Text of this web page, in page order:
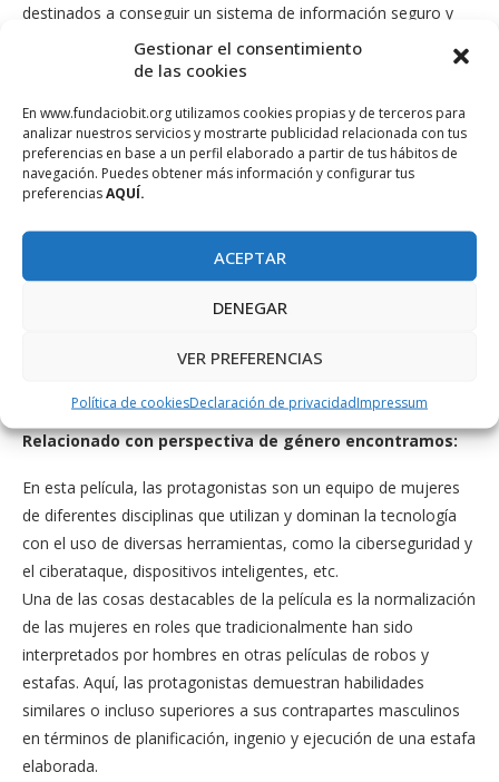
Gestionar el consentimiento
de las cookies
En www.fundaciobit.org utilizamos cookies propias y de terceros para
analizar nuestros servicios y mostrarte publicidad relacionada con tus
preferencias en base a un perfil elaborado a partir de tus hábitos de
navegación. Puedes obtener más información y configurar tus
preferenciasAQUÍ.
ACEPTAR
DENEGAR
VER PREFERENCIAS
Política de cookiesDeclaración de privacidadImpressum
destinados a conseguir un sistema de información seguro y
habilidad de identificar y eliminar vulnerabilidades. Una
definición general de seguridad debe también poner atención a
la necesidad de salvaguardar la ventaja organizacional,
incluyendo información y equipos físicos, tales como los
mismos computadores. Nadie a cargo de seguridad debe
determinar quién y cuándo puede tomar acciones apropiadas
sobre un ítem en específico. Cuando se trata de la seguridad
de una compañía, lo que es apropiado varía de organización
una red debe tener una política de seguridad que se dirija a la
conveniencia y la coordinación.
Relacionado con perspectiva de género encontramos:
En esta película, las protagonistas son un equipo de mujeres
de diferentes disciplinas que utilizan y dominan la tecnología
con el uso de diversas herramientas, como la ciberseguridad y
el ciberataque, dispositivos inteligentes, etc.
Una de las cosas destacables de la película es la normalización
de las mujeres en roles que tradicionalmente han sido
interpretados por hombres en otras películas de robos y
estafas. Aquí, las protagonistas demuestran habilidades
similares o incluso superiores a sus contrapartes masculinos
en términos de planificación, ingenio y ejecución de una estafa
elaborada.